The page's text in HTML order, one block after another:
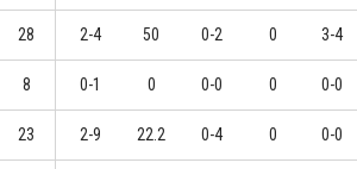
8
7
6
4
2
2
28 2-4 50 0-2 0 3-4
8 0-1 0 0-0 0 0-0
23 2-9 22.2 0-4 0 0-0